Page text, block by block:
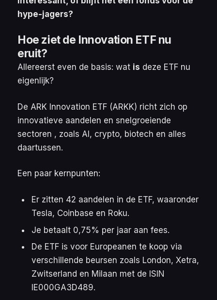
hype-jagers?
Hoe ziet de Innovation ETF nu
eruit?
Allereerst even de basis: wat is deze ETF nu
eigenlijk?
De ARK Innovation ETF (ARKK) richt zich op
innovatieve aandelen en snelgroeiende
sectoren , zoals AI, crypto, biotech en alles
daartussen.
Een paar kernpunten:
Er zitten 42 aandelen in de ETF, waaronder
Tesla, Coinbase en Roku.
Je betaalt 0,75% per jaar aan fees.
De ETF is voor Europeanen te koop via
verschillende beursen zoals London, Xetra,
Zwitserland en Milaan met de ISIN
IE000GA3D489.